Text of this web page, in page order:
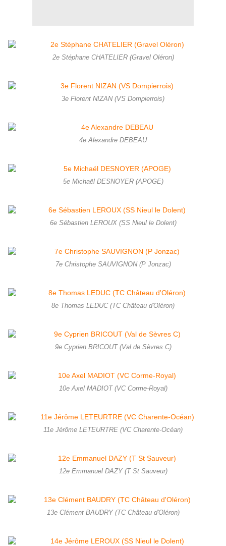
2e Stéphane CHATELIER (Gravel Oléron)
3e Florent NIZAN (VS Dompierrois)
4e Alexandre DEBEAU
5e Michaël DESNOYER (APOGE)
6e Sébastien LEROUX (SS Nieul le Dolent)
7e Christophe SAUVIGNON (P Jonzac)
8e Thomas LEDUC (TC Château d'Oléron)
9e Cyprien BRICOUT (Val de Sèvres C)
10e Axel MADIOT (VC Corme-Royal)
11e Jérôme LETEURTRE (VC Charente-Océan)
12e Emmanuel DAZY (T St Sauveur)
13e Clément BAUDRY (TC Château d'Oléron)